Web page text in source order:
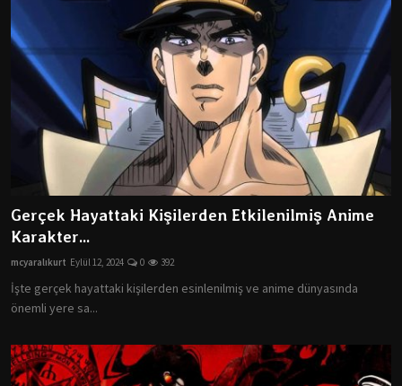
Gerçek Hayattaki Kişilerden Etkilenilmiş Anime
Karakter...
mcyaralıkurt Eylül 12, 2024 0 392
İşte gerçek hayattaki kişilerden esinlenilmiş ve anime dünyasında
önemli yere sa...